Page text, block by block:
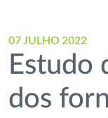
07 JULHO 2022
Estudo
dos